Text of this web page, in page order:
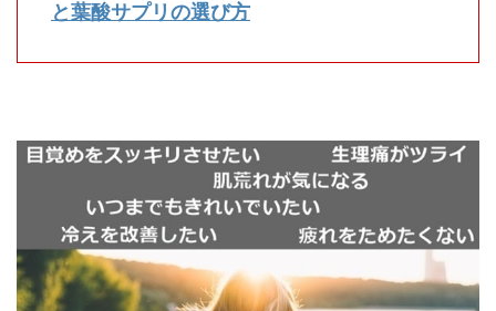
と葉酸サプリの選び方